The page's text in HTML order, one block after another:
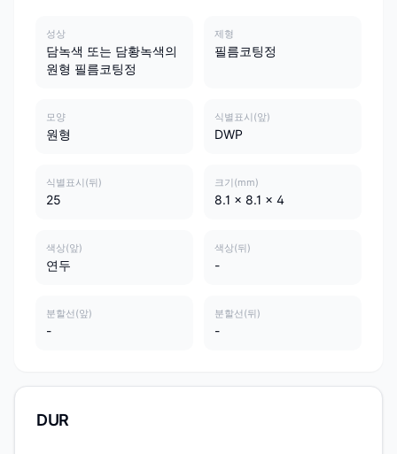
성상
담녹색 또는 담황녹색의
원형 필름코팅정
제형
필름코팅정
모양
원형
식별표시(앞)
DWP
식별표시(뒤)
25
크기(mm)
8.1 x 8.1 x 4
색상(앞)
연두
색상(뒤)
-
분할선(앞)
-
분할선(뒤)
-
DUR